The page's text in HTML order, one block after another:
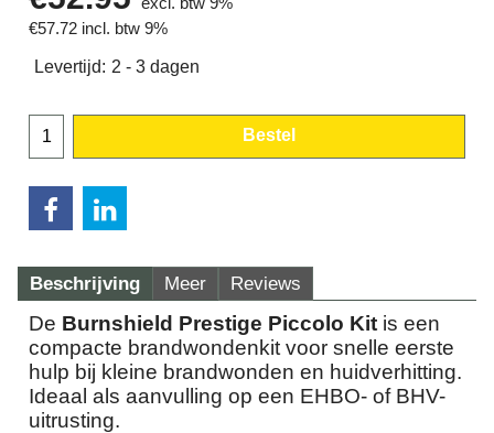
€57.72 incl. btw 9%
Levertijd: 2 - 3 dagen
Bestel
Beschrijving Meer Reviews
De Burnshield Prestige Piccolo Kit is een
compacte brandwondenkit voor snelle eerste
hulp bij kleine brandwonden en huidverhitting.
Ideaal als aanvulling op een EHBO- of BHV-
uitrusting.